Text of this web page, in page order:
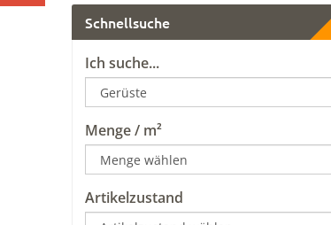
Schnellsuche
Ich suche...
Menge / m²
Artikelzustand